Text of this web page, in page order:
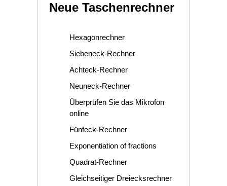
Neue Taschenrechner
Hexagonrechner
Siebeneck-Rechner
Achteck-Rechner
Neuneck-Rechner
Überprüfen Sie das Mikrofon
online
Fünfeck-Rechner
Exponentiation of fractions
Quadrat-Rechner
Gleichseitiger Dreiecksrechner